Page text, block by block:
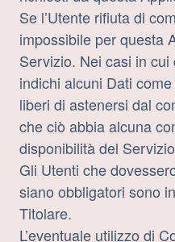
Se l’Utente rifiuta di
impossibile per questa
Servizio. Nei casi in
indichi alcuni Dati
liberi di astenersi dal
che ciò abbia alcuna
disponibilità del
Gli Utenti che
siano obbligatori sono
Titolare.
L’eventuale utilizzo di